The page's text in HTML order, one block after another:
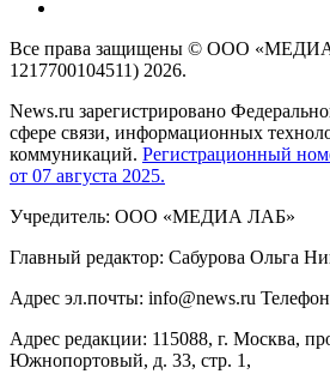
Все права защищены © ООО
1217700104511) 2026.
News.ru зарегистрировано
сфере связи, информационных
коммуникаций. Регистрационный
от 07 августа 2025.
Учредитель: ООО «МЕДИА ЛАБ»
Главный редактор: Сабурова Ольга
Адрес эл.почты: info@news.ru
Адрес редакции: 115088, г. Москва,
Южнопортовый, д. 33, стр. 1,